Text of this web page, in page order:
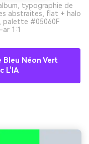
typographie de
abstraites, flat + halo
palette #05060F
1:1
Bleu Néon Vert
L’IA